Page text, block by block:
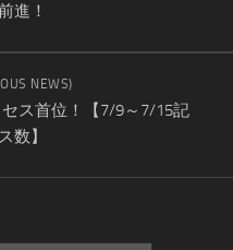
進！
NEWS)
ス首位！【7/9～7/15記
数】